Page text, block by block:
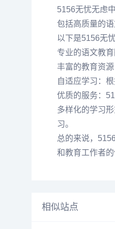
5156无忧无虑
包括高质量的
以下是5156无
专业的语文教
丰富的教育资
自适应学习：
优质的服务：
多样化的学习
习。
总的来说，
和教育工作者
相似站点